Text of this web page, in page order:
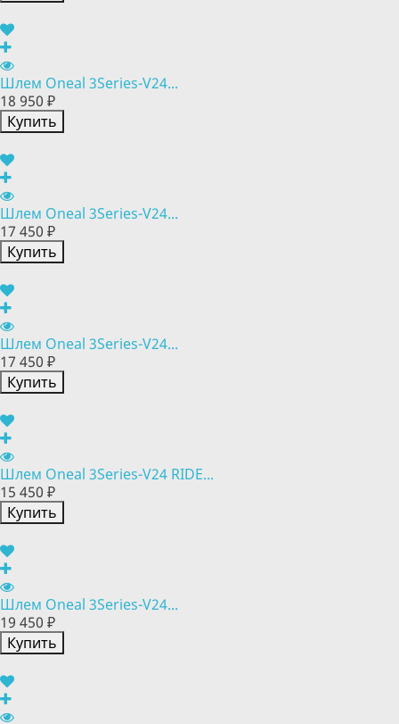
Шлем Oneal 3Series-V24...
18 950 ₽
Купить
Шлем Oneal 3Series-V24...
17 450 ₽
Купить
Шлем Oneal 3Series-V24...
17 450 ₽
Купить
Шлем Oneal 3Series-V24 RIDE...
15 450 ₽
Купить
Шлем Oneal 3Series-V24...
19 450 ₽
Купить